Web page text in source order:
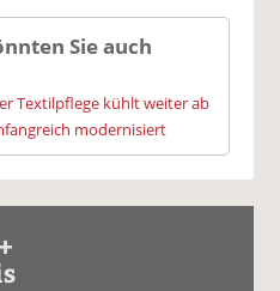
Sie auch
Textilpflege kühlt weiter ab
modernisiert